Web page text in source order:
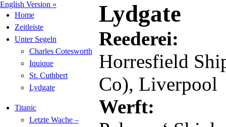
English Version »
Home
Zeitleiste
Unter Segeln
Charles Cotesworth
Iquique
St. Cuthbert
Lydgate
Titanic
Letzte Wache –
Lydgate
Reederei:
Horresfield
Co), Liverpool
Werft: